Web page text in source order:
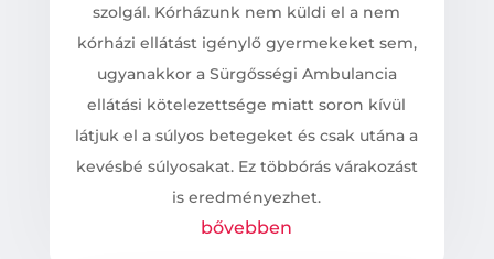
szolgál. Kórházunk nem küldi el a nem
kórházi ellátást igénylő gyermekeket sem,
ugyanakkor a Sürgősségi Ambulancia
ellátási kötelezettsége miatt soron kívül
látjuk el a súlyos betegeket és csak utána a
kevésbé súlyosakat. Ez többórás várakozást
is eredményezhet.
bővebben